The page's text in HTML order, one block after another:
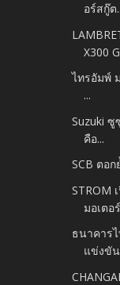
อร์สกู๊ต
X300
ไทรอัมพ์
...
Suzuki
คือ...
SCB ตอ
STROM
มอเตอ
ธนาคาร
แข่งขัน